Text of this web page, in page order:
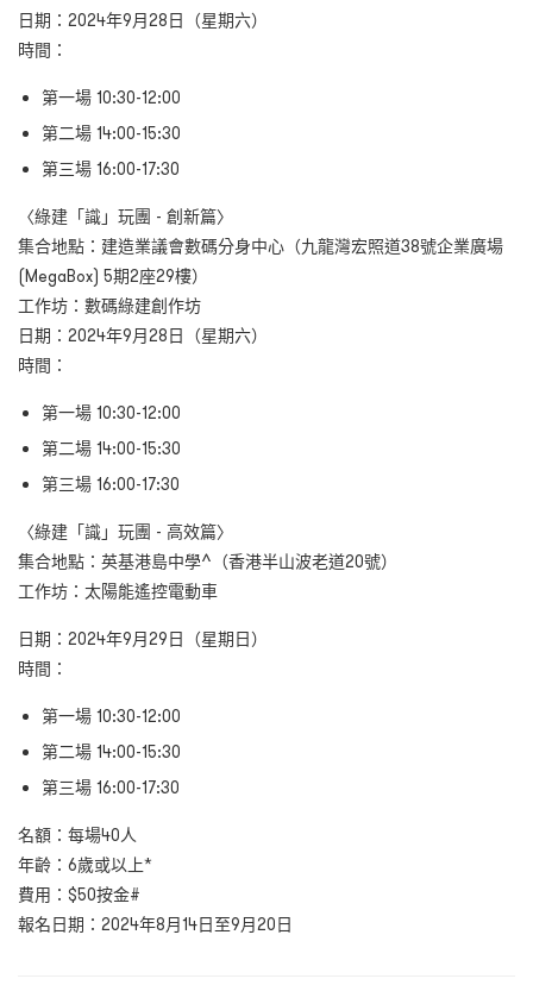
日期：2024年9月28日（星期六）
時間：
第一場 10:30-12:00
第二場 14:00-15:30
第三場 16:00-17:30
〈綠建「識」玩團 - 創新篇〉
集合地點：建造業議會數碼分身中心（九龍灣宏照道38號企業廣場
(MegaBox) 5期2座29樓）
工作坊：數碼綠建創作坊
日期：2024年9月28日（星期六）
時間：
第一場 10:30-12:00
第二場 14:00-15:30
第三場 16:00-17:30
〈綠建「識」玩團 - 高效篇〉
集合地點：英基港島中學^（香港半山波老道20號）
工作坊：太陽能遙控電動車
日期：2024年9月29日（星期日）
時間：
第一場 10:30-12:00
第二場 14:00-15:30
第三場 16:00-17:30
名額：每場40人
年齡：6歲或以上*
費用：$50按金#
報名日期：2024年8月14日至9月20日